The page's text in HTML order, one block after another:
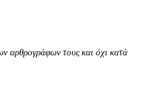
αρθρογράφων τους και όχι κατά